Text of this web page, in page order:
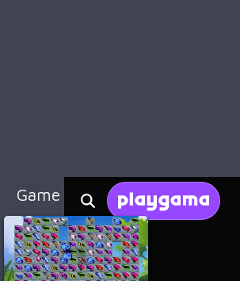
Game
Đua
Xe
Game
Minecraft
Game Hay Nhất